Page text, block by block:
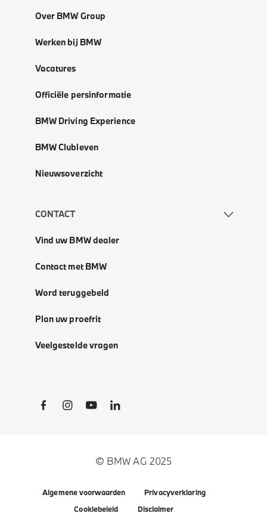
Over BMW Group
Werken bij BMW
Vacatures
Officiële persinformatie
BMW Driving Experience
BMW Clubleven
Nieuwsoverzicht
CONTACT
Vind uw BMW dealer
Contact met BMW
Word teruggebeld
Plan uw proefrit
Veelgestelde vragen
Social Links
© BMW AG 2025
Algemene voorwaarden
Privacyverklaring
Cookiebeleid
Disclaimer